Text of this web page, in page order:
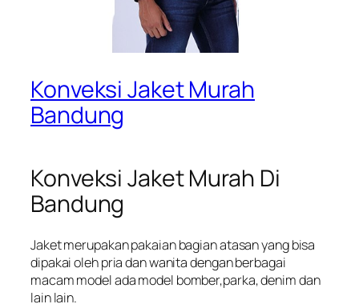
Konveksi Jaket Murah
Bandung
Konveksi Jaket Murah Di
Bandung
Jaket merupakan pakaian bagian atasan yang bisa
dipakai oleh pria dan wanita dengan berbagai
macam model ada model bomber,parka, denim dan
lain lain.